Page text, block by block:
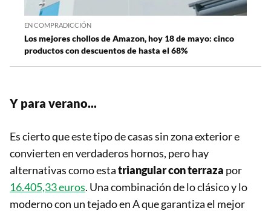
EN COMPRADICCIÓN
Los mejores chollos de Amazon, hoy 18 de mayo: cinco
productos con descuentos de hasta el 68%
Y para verano...
Es cierto que este tipo de casas sin zona exterior e
convierten en verdaderos hornos, pero hay
alternativas como estatriangular con terraza por
16.405,33 euros. Una combinación de lo clásico y lo
moderno con un tejado en A que garantiza el mejor